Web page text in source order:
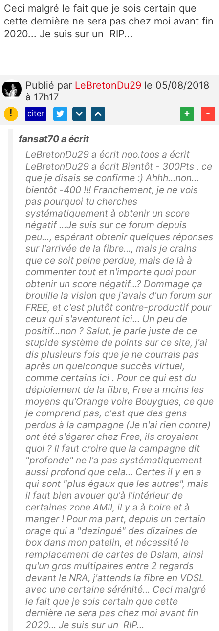
Ceci malgré le fait que je sois certain que
cette dernière ne sera pas chez moi avant fin
2020... Je suis sur un RIP...
Publié par LeBretonDu29 le 05/08/2018
à 17h17
!
citer + -
fansat70 a écrit
LeBretonDu29 a écrit noo.toos a écrit
LeBretonDu29 a écrit Bientôt - 300Pts , ce
que je disais se confirme :) Ahhh...non...
bientôt -400 !!! Franchement, je ne vois
pas pourquoi tu cherches
systématiquement à obtenir un score
négatif ...Je suis sur ce forum depuis
peu..., espérant obtenir quelques réponses
sur l'arrivée de la fibre..., mais je crains
que ce soit peine perdue, mais de là à
commenter tout et n'importe quoi pour
obtenir un score négatif...? Dommage ça
brouille la vision que j'avais d'un forum sur
FREE, et c'est plutôt contre-productif pour
ceux qui s'aventurent ici... Un peu de
positif...non ? Salut, je parle juste de ce
stupide système de points sur ce site, j'ai
dis plusieurs fois que je ne courrais pas
après un quelconque succès virtuel,
comme certains ici . Pour ce qui est du
déploiement de la fibre, Free a moins les
moyens qu'Orange voire Bouygues, ce que
je comprend pas, c'est que des gens
perdus à la campagne (Je n'ai rien contre)
ont été s'égarer chez Free, ils croyaient
quoi ? Il faut croire que la campagne dit
"profonde" ne l'a pas systématiquement
aussi profond que cela... Certes il y en a
qui sont "plus égaux que les autres", mais
il faut bien avouer qu'à l'intérieur de
certaines zone AMII, il y a à boire et à
manger ! Pour ma part, depuis un certain
orage qui a "dezingué" des dizaines de
box dans mon patelin, et nécessité le
remplacement de cartes de Dslam, ainsi
qu'un gros multipaires entre 2 regards
devant le NRA, j'attends la fibre en VDSL
avec une certaine sérénité... Ceci malgré
le fait que je sois certain que cette
dernière ne sera pas chez moi avant fin
2020... Je suis sur un RIP...